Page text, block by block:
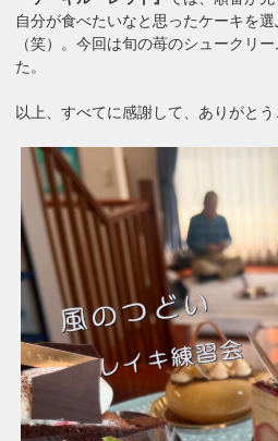
自分が食べたいなと思ったケーキを
（笑）。今回は旬の苺のシュークリ
た。
以上、すべてに感謝して、ありがとう